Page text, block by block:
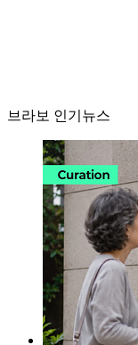
브라보 인기뉴스